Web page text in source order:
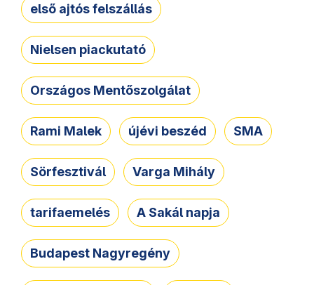
első ajtós felszállás
Nielsen piackutató
Országos Mentőszolgálat
Rami Malek újévi beszéd SMA
Sörfesztivál Varga Mihály
tarifaemelés A Sakál napja
Budapest Nagyregény